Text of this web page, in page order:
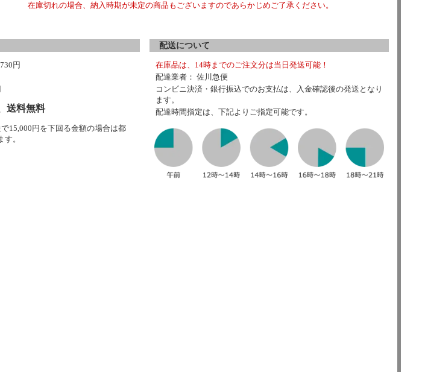
在庫切れの場合、納入時期が未定の商品もございますのであらかじめご了承ください。
円
送料無料
15,000円を下回る金額の場合は都
。
配送について
在庫品は、14時までのご注文分は当日発送可能！
配達業者： 佐川急便
コンビニ決済・銀行振込でのお支払は、入金確認後の発送となり
ます。
配達時間指定は、下記よりご指定可能です。